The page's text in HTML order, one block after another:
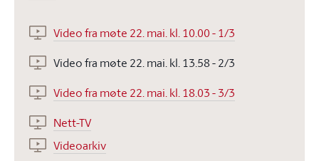
Video fra møte 22. mai. kl. 10.00 - 1/3
Video fra møte 22. mai. kl. 13.58 - 2/3
Video fra møte 22. mai. kl. 18.03 - 3/3
Nett-TV
Videoarkiv